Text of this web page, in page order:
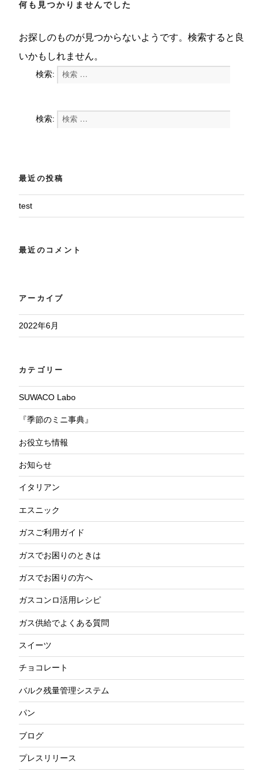
何も見つかりませんでした
お探しのものが見つからないようです。検索すると良
いかもしれません。
検索:
検索:
最近の投稿
test
最近のコメント
アーカイブ
2022年6月
カテゴリー
SUWACO Labo
『季節のミニ事典』
お役立ち情報
お知らせ
イタリアン
エスニック
ガスご利用ガイド
ガスでお困りのときは
ガスでお困りの方へ
ガスコンロ活用レシピ
ガス供給でよくある質問
スイーツ
チョコレート
バルク残量管理システム
パン
ブログ
プレスリリース